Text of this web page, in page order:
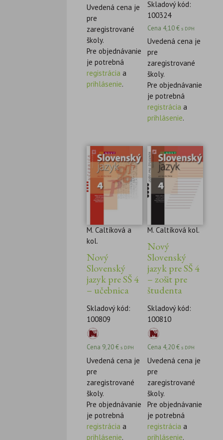
Uvedená cena je
pre
zaregistrované
školy.
Pre objednávanie
je potrebná
registrácia a
prihlásenie.
Skladový kód:
100324
Cena 4,10€ s DPH
Uvedená cena je
pre
zaregistrované
školy.
Pre objednávanie
je potrebná
registrácia a
prihlásenie.
M. Caltíková a
kol.
Nový
Slovenský
jazyk pre SŠ 4
– učebnica
Skladový kód:
100809
Cena 9,20€ s DPH
Uvedená cena je
pre
zaregistrované
školy.
Pre objednávanie
je potrebná
registrácia a
prihlásenie.
M. Caltíková kol.
Nový
Slovenský
jazyk pre SŠ 4
– zošit pre
študenta
Skladový kód:
100810
Cena 4,20€ s DPH
Uvedená cena je
pre
zaregistrované
školy.
Pre objednávanie
je potrebná
registrácia a
prihlásenie.